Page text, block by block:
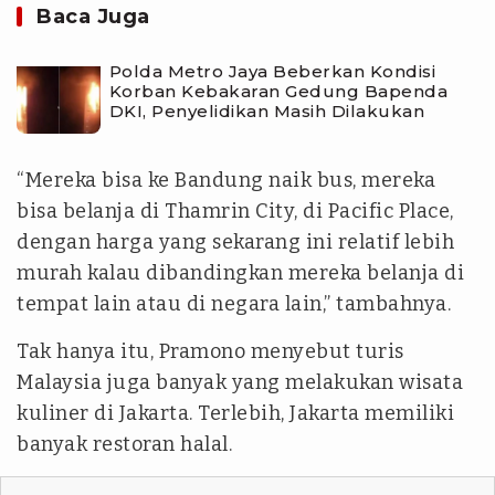
Baca Juga
Polda Metro Jaya Beberkan Kondisi
Korban Kebakaran Gedung Bapenda
DKI, Penyelidikan Masih Dilakukan
“Mereka bisa ke Bandung naik bus, mereka
bisa belanja di Thamrin City, di Pacific Place,
dengan harga yang sekarang ini relatif lebih
murah kalau dibandingkan mereka belanja di
tempat lain atau di negara lain,” tambahnya.
Tak hanya itu, Pramono menyebut turis
Malaysia juga banyak yang melakukan wisata
kuliner di Jakarta. Terlebih, Jakarta memiliki
banyak restoran halal.